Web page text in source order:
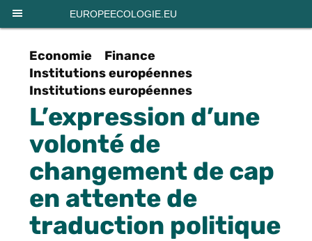
EUROPEECOLOGIE.EU
Economie
Finance
Institutions européennes
Institutions européennes
L’expression d’une
volonté de
changement de cap
en attente de
traduction politique